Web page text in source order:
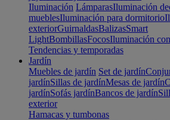
Iluminación LámparasIluminación
mueblesIluminación para dormitorio
exteriorGuirnaldasBalizasSmart
LightBombillasFocosIluminación
Tendencias y temporadas
Jardín
Muebles de jardín Set de jardín
jardínSillas de jardínMesas de jardín
jardínSofás jardínBancos de jardín
exterior
Hamacas y tumbonas